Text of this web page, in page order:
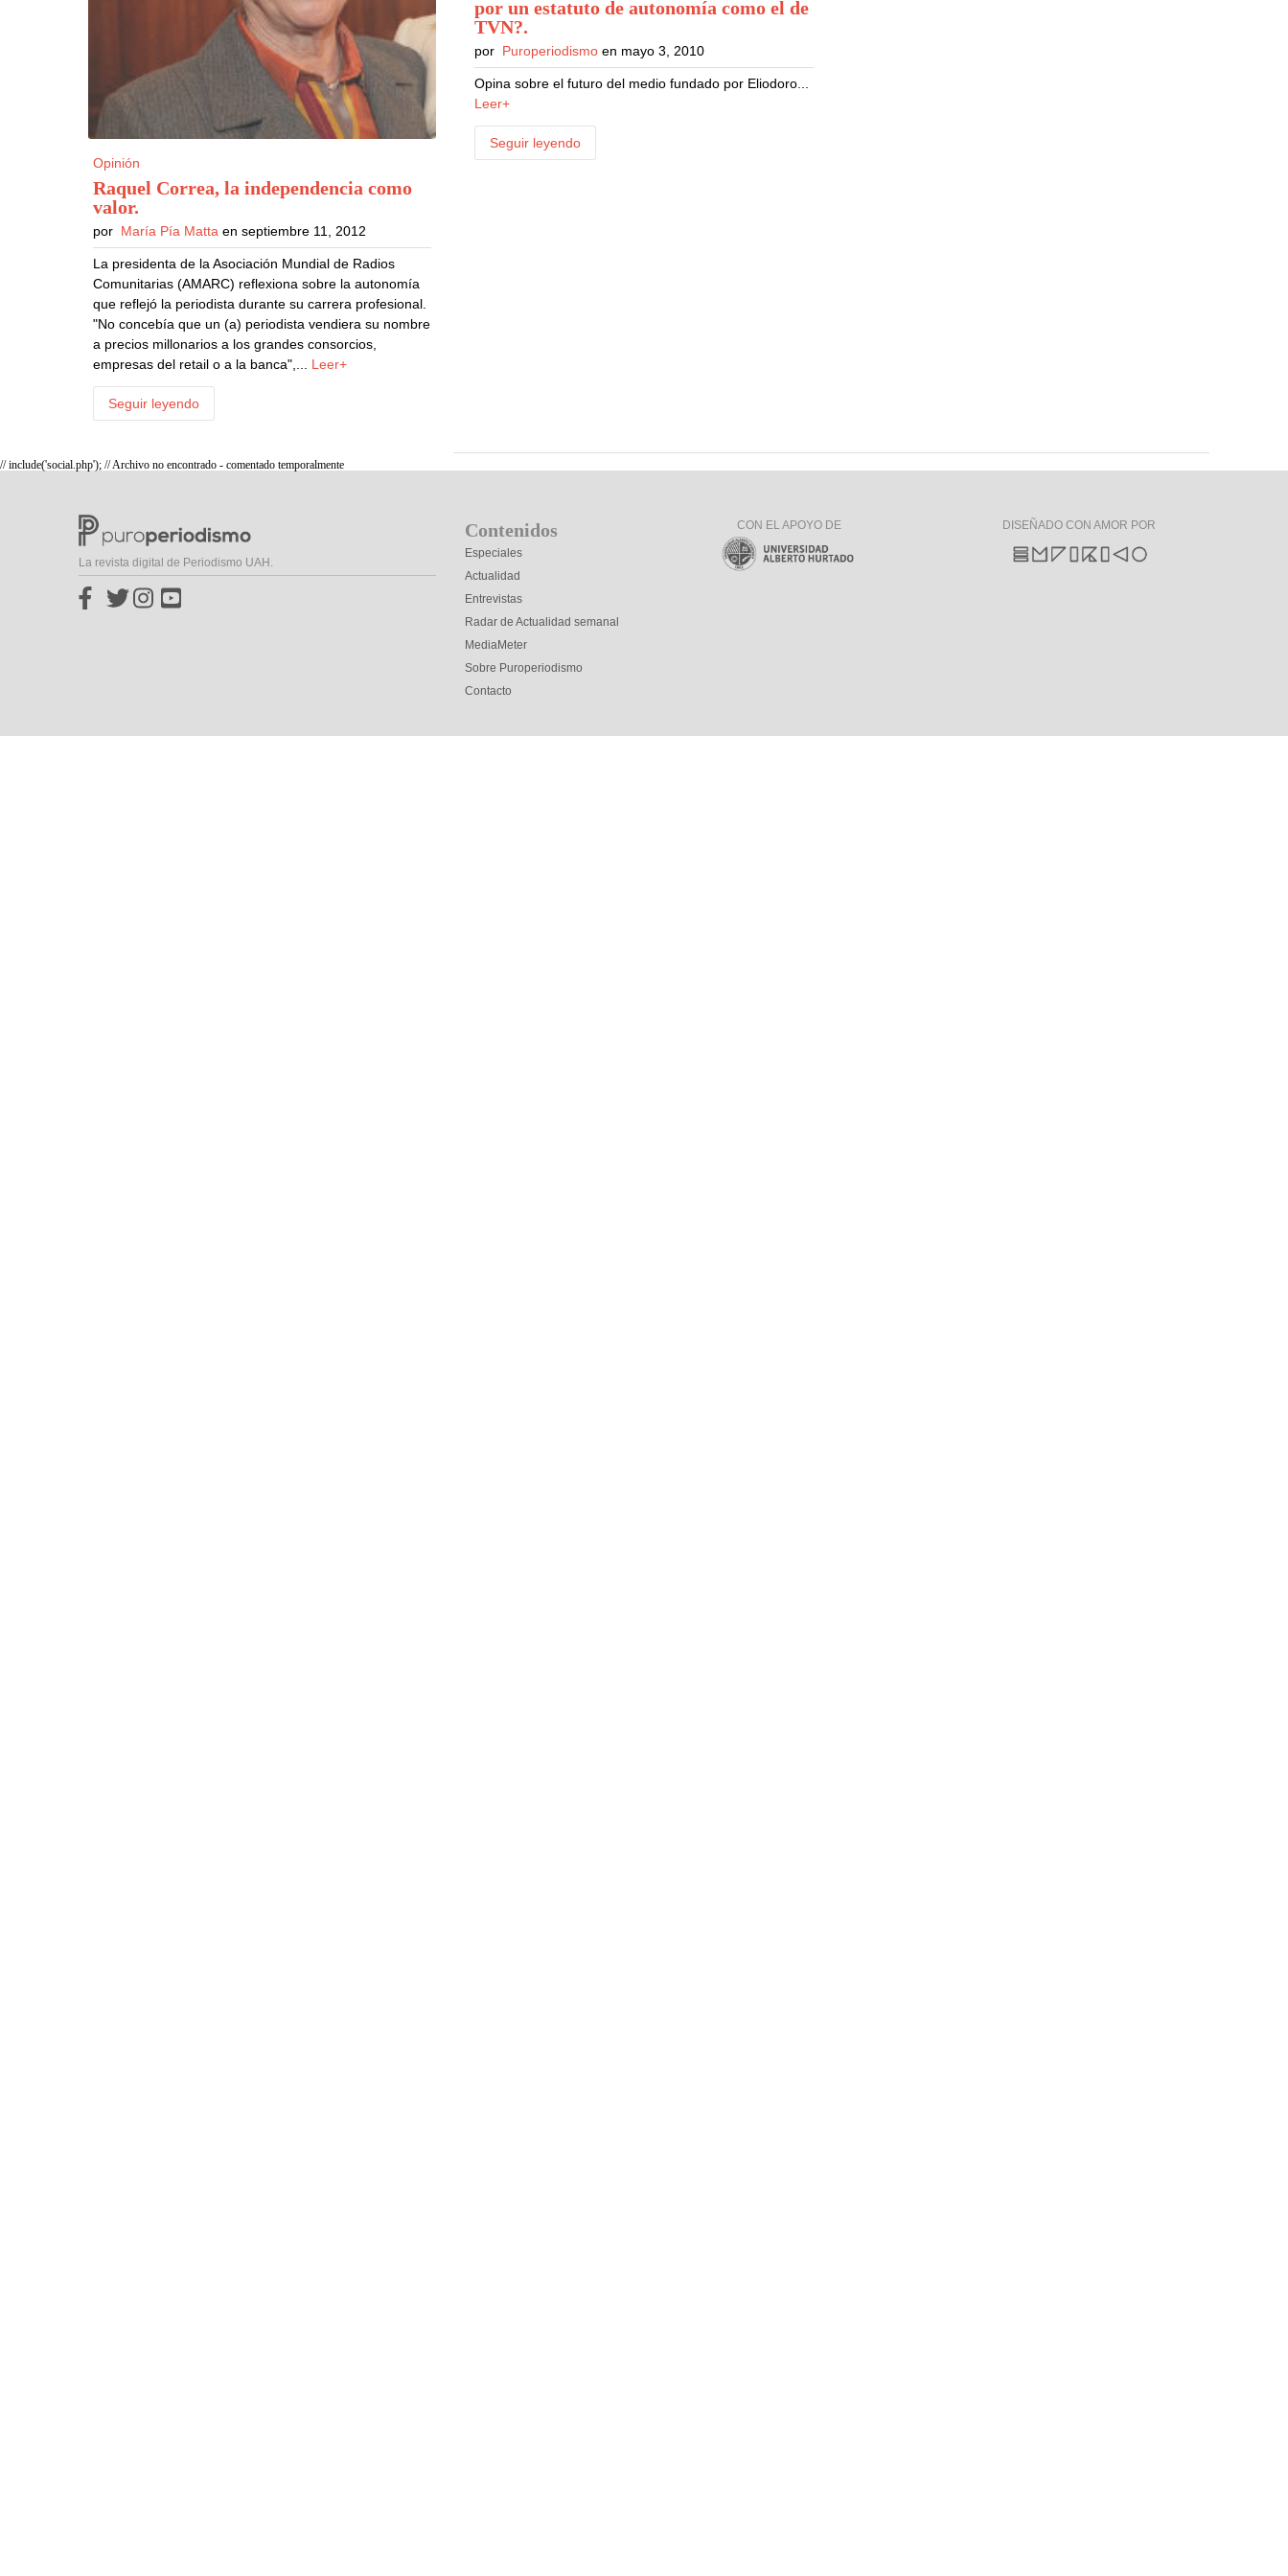
Opinión
Raquel Correa, la independencia como
valor.
por María Pía Matta en septiembre 11, 2012
La presidenta de la Asociación Mundial de Radios
Comunitarias (AMARC) reflexiona sobre la autonomía
que reflejó la periodista durante su carrera profesional.
"No concebía que un (a) periodista vendiera su nombre
a precios millonarios a los grandes consorcios,
empresas del retail o a la banca",... Leer+
Seguir leyendo
por un estatuto de autonomía como el de
TVN?.
por Puroperiodismo en mayo 3, 2010
Opina sobre el futuro del medio fundado por Eliodoro...
Leer+
Seguir leyendo
// include('social.php'); // Archivo no encontrado - comentado temporalmente
La revista digital de Periodismo UAH.
Contenidos
Especiales
Actualidad
Entrevistas
Radar de Actualidad semanal
MediaMeter
Sobre Puroperiodismo
Contacto
CON EL APOYO DE DISEÑADO CON AMOR POR